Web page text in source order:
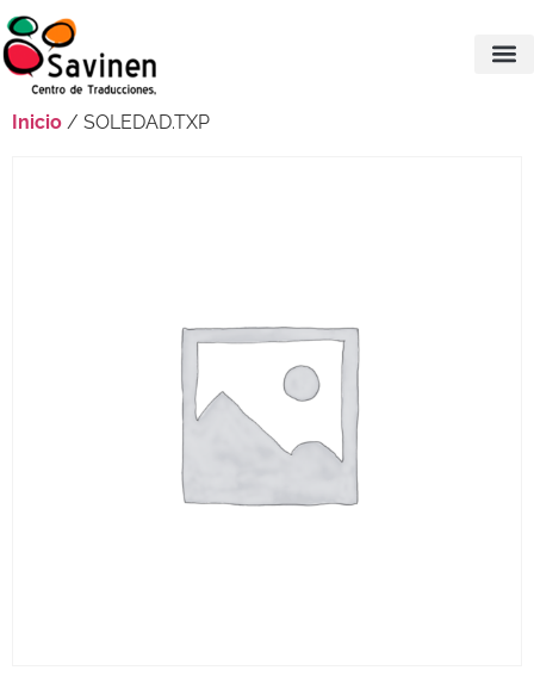
Inicio / SOLEDAD.TXP